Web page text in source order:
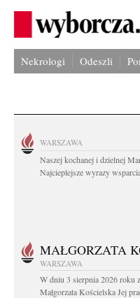
Nekrologi Odeszli
WARSZAWA
Naszej kochanej i dzielnej
Najcieplejsze wyrazy
MAŁGORZATA
WARSZAWA
W dniu 3 sierpnia 2026 roku
Małgorzata Kościelska Jej